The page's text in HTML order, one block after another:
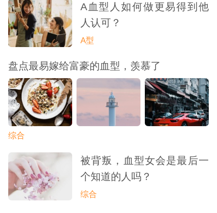
A血型人如何做更易得到他
人认可？
A型
盘点最易嫁给富豪的血型，羡慕了
综合
被背叛，血型女会是最后一
个知道的人吗？
综合